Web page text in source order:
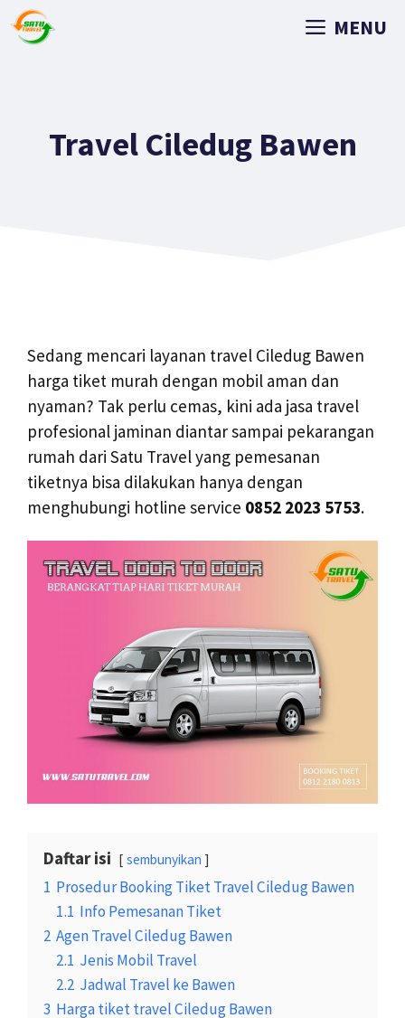
MENU
Travel Ciledug Bawen
Sedang mencari layanan travel Ciledug Bawen
harga tiket murah dengan mobil aman dan
nyaman? Tak perlu cemas, kini ada jasa travel
profesional jaminan diantar sampai pekarangan
rumah dari Satu Travel yang pemesanan
tiketnya bisa dilakukan hanya dengan
menghubungi hotline service 0852 2023 5753.
Daftar isi sembunyikan
1 Prosedur Booking Tiket Travel Ciledug Bawen
1.1 Info Pemesanan Tiket
2 Agen Travel Ciledug Bawen
2.1 Jenis Mobil Travel
2.2 Jadwal Travel ke Bawen
3 Harga tiket travel Ciledug Bawen